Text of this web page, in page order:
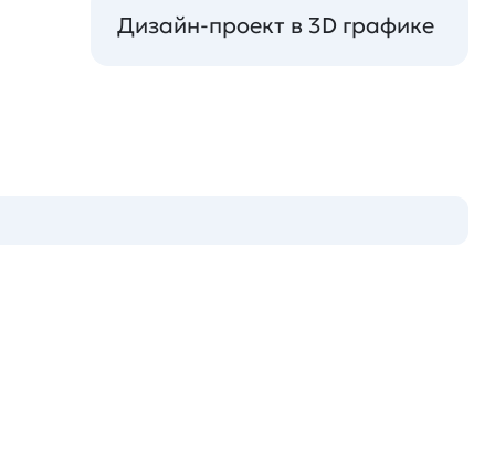
Дизайн-проект в 3D графике